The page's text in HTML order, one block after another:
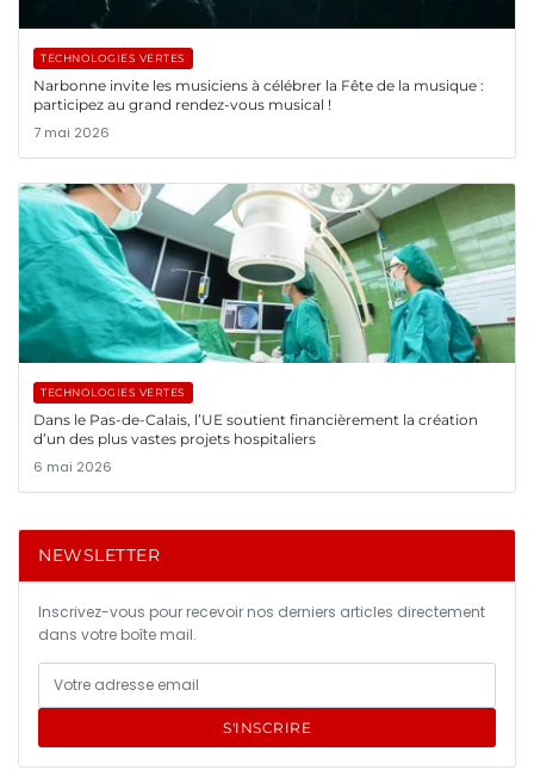
TECHNOLOGIES VERTES
Narbonne invite les musiciens à célébrer la Fête de la musique :
participez au grand rendez-vous musical !
7 mai 2026
TECHNOLOGIES VERTES
Dans le Pas-de-Calais, l’UE soutient financièrement la création
d’un des plus vastes projets hospitaliers
6 mai 2026
NEWSLETTER
Inscrivez-vous pour recevoir nos derniers articles directement
dans votre boîte mail.
S'INSCRIRE